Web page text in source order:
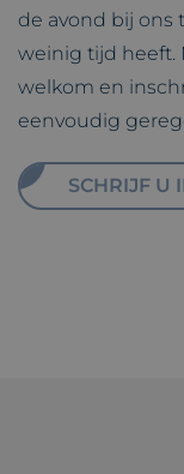
de avond bij ons
weinig tijd heeft.
welkom en
eenvoudig
SCHRIJF U